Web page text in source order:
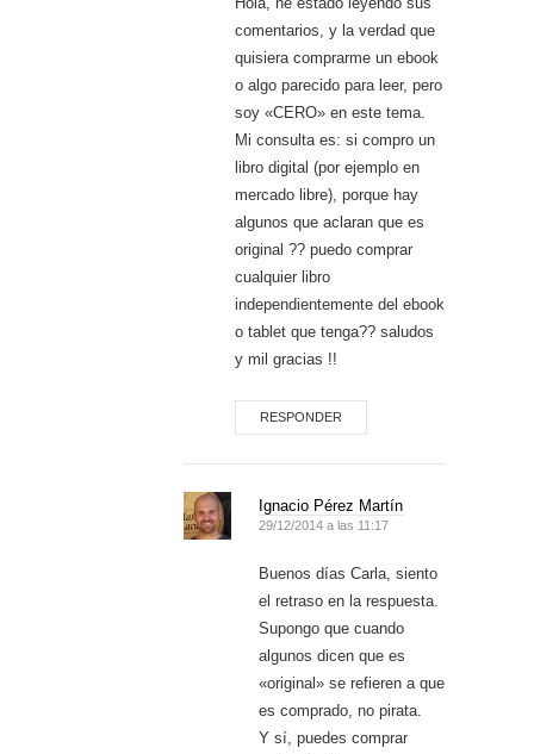
comentarios, y la verdad que
quisiera comprarme un ebook
o algo parecido para leer, pero
soy «CERO» en este tema.
Mi consulta es: si compro un
libro digital (por ejemplo en
mercado libre), porque hay
algunos que aclaran que es
original ?? puedo comprar
cualquier libro
independientemente del ebook
o tablet que tenga?? saludos
y mil gracias !!
RESPONDER
Ignacio Pérez Martín
29/12/2014 a las 11:17
Buenos días Carla, siento
el retraso en la respuesta.
Supongo que cuando
algunos dicen que es
«original» se refieren a que
es comprado, no pirata.
Y sí, puedes comprar